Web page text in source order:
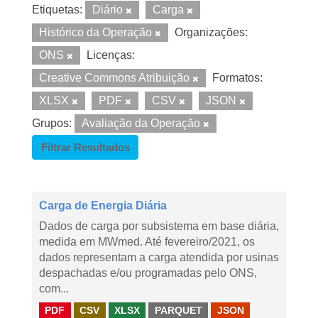
Etiquetas: Diário
Carga
Histórico da Operação
Organizações:
ONS
Licenças:
Creative Commons Atribuição
Formatos:
XLSX
PDF CSV
JSON
Grupos:
Avaliação da Operação
Filtrar Resultados
Carga de Energia Diária
Dados de carga por subsistema em base diária,
medida em MWmed. Até fevereiro/2021, os
dados representam a carga atendida por usinas
despachadas e/ou programadas pelo ONS,
com...
PDF CSV XLSX PARQUET JSON